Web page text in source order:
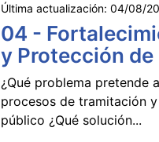
Última actualización: 04/08/
04 -
y Protección
¿Qué problema pretende
procesos de tramitación
público ¿Qué solución...